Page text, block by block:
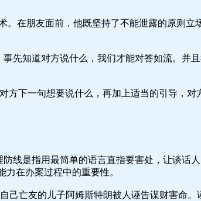
在朋友面前，他既坚持了不能泄露的原则
先知道对方说什么，我们才能对答如流。并
下一句想要说什么，再加上适当的引导，对
线是指用最简单的语言直指要害处，让谈话
在办案过程中的重要性。
己亡友的儿子阿姆斯特朗被人诬告谋财害命